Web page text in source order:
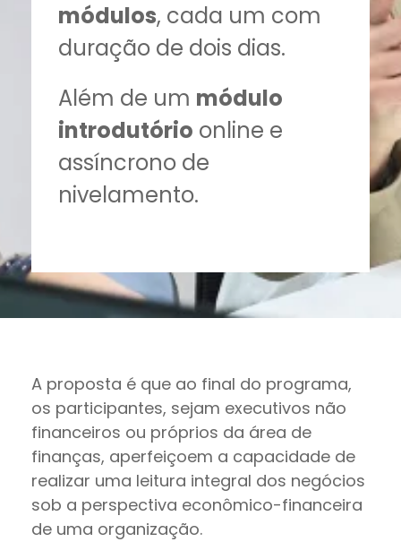
módulos, cada um com
duração de dois dias.
Além de um módulo
introdutório online e
assíncrono de
nivelamento.
A proposta é que ao final do programa,
os participantes, sejam executivos não
financeiros ou próprios da área de
finanças, aperfeiçoem a capacidade de
realizar uma leitura integral dos negócios
sob a perspectiva econômico-financeira
de uma organização.